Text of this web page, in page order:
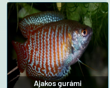
Ajakos gurámi